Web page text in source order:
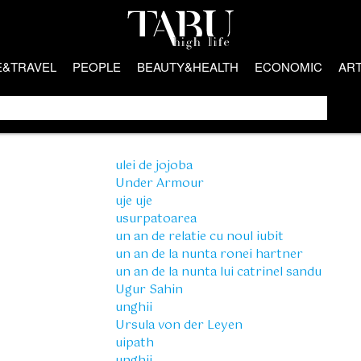
PEOPLE BEAUTY&HEALTH ECONOMIC
ulei de jojoba
Under Armour
uje uje
usurpatoarea
un an de relatie cu noul iubit
un an de la nunta ronei hartner
un an de la nunta lui catrinel sandu
Ugur Sahin
unghii
Ursula von der Leyen
uipath